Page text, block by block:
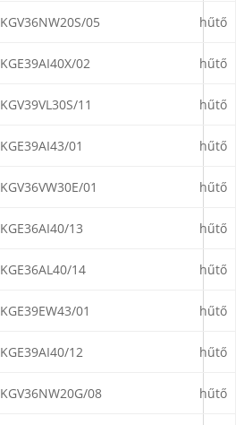
KGV36NW20S/05 hűtő
KGE39AI40X/02 hűtő
KGV39VL30S/11 hűtő
KGE39AI43/01 hűtő
KGV36VW30E/01 hűtő
KGE36AI40/13 hűtő
KGE36AL40/14 hűtő
KGE39EW43/01 hűtő
KGE39AI40/12 hűtő
KGV36NW20G/08 hűtő